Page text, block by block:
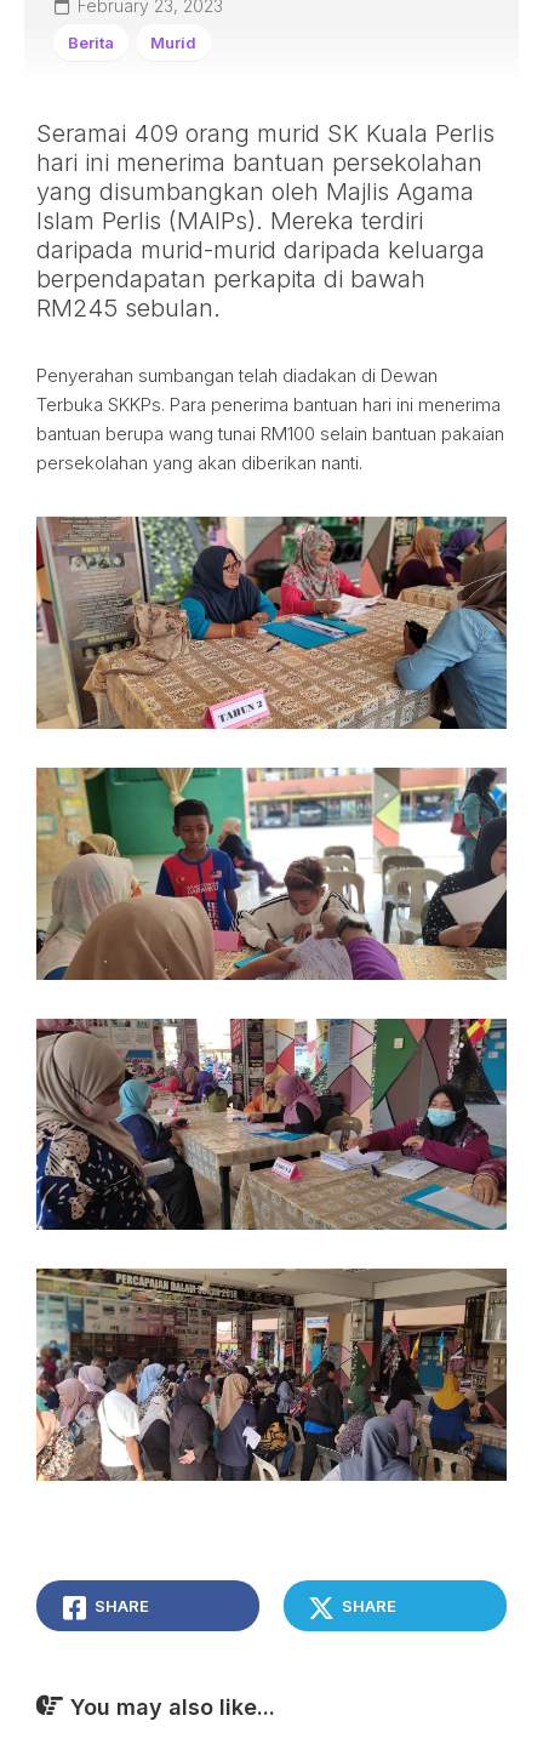
February 23, 2023
Berita Murid
Seramai 409 orang murid SK Kuala Perlis
hari ini menerima bantuan persekolahan
yang disumbangkan oleh Majlis Agama
Islam Perlis (MAIPs). Mereka terdiri
daripada murid-murid daripada keluarga
berpendapatan perkapita di bawah
RM245 sebulan.
Penyerahan sumbangan telah diadakan di Dewan
Terbuka SKKPs. Para penerima bantuan hari ini menerima
bantuan berupa wang tunai RM100 selain bantuan pakaian
persekolahan yang akan diberikan nanti.
SHARE SHARE
You may also like...